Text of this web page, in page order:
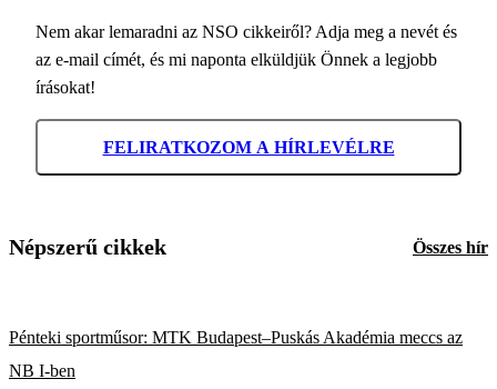
Nem akar lemaradni az NSO cikkeiről? Adja meg a nevét és
az e-mail címét, és mi naponta elküldjük Önnek a legjobb
írásokat!
FELIRATKOZOM A HÍRLEVÉLRE
Népszerű cikkek Összes hír
Pénteki sportműsor: MTK Budapest–Puskás Akadémia meccs az
NB I-ben